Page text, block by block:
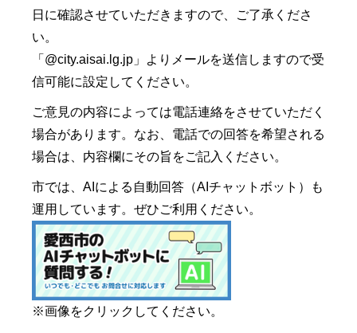
日に確認させていただきますので、ご了承くださ
い。
「@city.aisai.lg.jp」よりメールを送信しますので受
信可能に設定してください。
ご意見の内容によっては電話連絡をさせていただく
場合があります。なお、電話での回答を希望される
場合は、内容欄にその旨をご記入ください。
市では、AIによる自動回答（AIチャットボット）も
運用しています。ぜひご利用ください。
※画像をクリックしてください。